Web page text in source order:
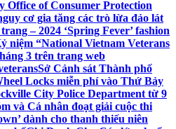
Office of Consumer Protection
cơ gia tăng các trò lừa đảo lát
– 2024 ‘Spring Fever’ fashion
niệm “National Vietnam Veterans
3 trên trang web
Sở Cảnh sát Thành phố
Locks miễn phí vào Thứ Bảy
City Police Department từ 9
và Cá nhân đoạt giải cuộc thi
dành cho thanh thiếu niên